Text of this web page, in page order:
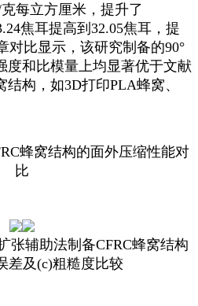
每立方厘米，提升了
焦耳提高到32.05焦耳，提
对比显示，该研究制备的90°
度和比模量上均显著优于文献
构，如3D打印PLA蜂窝、
蜂窝结构的面外压缩性能对
比
张辅助法制备CFRC蜂窝结构
差及(c)粗糙度比较